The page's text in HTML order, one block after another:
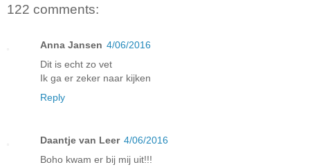
122 comments:
Anna Jansen 4/06/2016
Dit is echt zo vet
Ik ga er zeker naar kijken
Reply
Daantje van Leer 4/06/2016
Boho kwam er bij mij uit!!!